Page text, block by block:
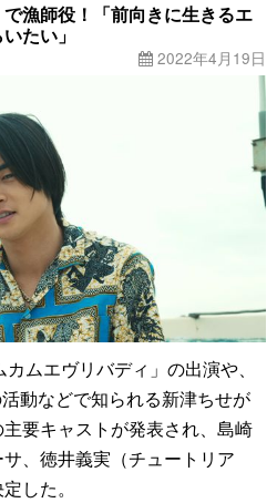
漁師役！「前向きに生きるエ
たい」
2022年4月19日
ムエヴリバディ」の出演や、
動などで知られる新津ちせが
要キャストが発表され、島崎
、徳井義実（チュートリア
した。